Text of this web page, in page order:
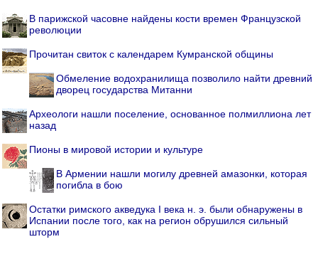
В парижской часовне найдены кости времен Французской
революции
Прочитан свиток с календарем Кумранской общины
Обмеление водохранилища позволило найти древний
дворец государства Митанни
Археологи нашли поселение, основанное полмиллиона лет
назад
Пионы в мировой истории и культуре
В Армении нашли могилу древней амазонки, которая
погибла в бою
Остатки римского акведука I века н. э. были обнаружены в
Испании после того, как на регион обрушился сильный
шторм